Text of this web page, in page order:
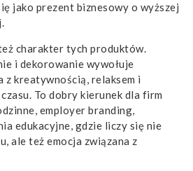
jako prezent biznesowy o wyższej
charakter tych produktów.
i dekorowanie wywołuje
kreatywnością, relaksem i
To dobry kierunek dla firm
employer branding,
edukacyjne, gdzie liczy się nie
ale też emocja związana z